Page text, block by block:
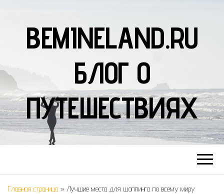
BEMINELAND.RU
БЛОГ О
ПУТЕШЕСТВИЯХ
Главная страница » Лучшие места для шоппинга по всему миру